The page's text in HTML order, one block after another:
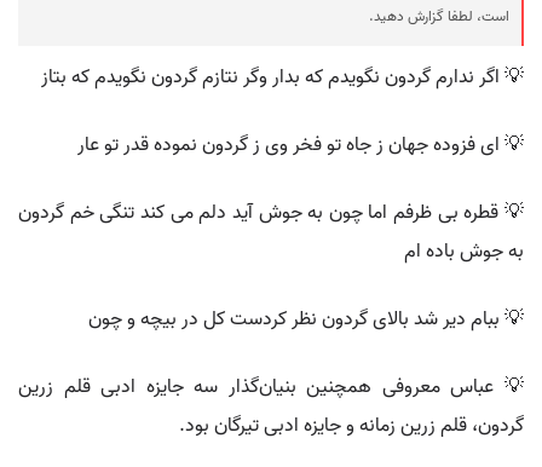
است، لطفا گزارش دهید.
💡 اگر ندارم گردون نگویدم که بدار وگر نتازم گردون نگویدم که بتاز
💡 ای فزوده جهان ز جاه تو فخر وی ز گردون نموده قدر تو عار
💡 قطره بی ظرفم اما چون به جوش آید دلم می کند تنگی خم گردون
به جوش باده ام
💡 ببام دیر شد بالای گردون نظر کردست کل در بیچه و چون
💡 عباس معروفی همچنین بنیان‌گذار سه جایزه ادبی قلم زرین
گردون، قلم زرین زمانه و جایزه ادبی تیرگان بود.